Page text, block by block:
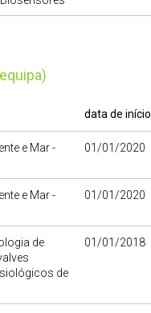
data de início
e Mar -
01/01/2020
e Mar -
01/01/2020
de
de
01/01/2018